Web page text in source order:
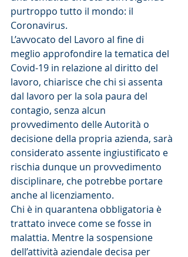
purtroppo tutto il mondo: il
Coronavirus.
L’avvocato del Lavoro al fine di
meglio approfondire la tematica del
Covid-19 in relazione al diritto del
lavoro, chiarisce che chi si assenta
dal lavoro per la sola paura del
contagio, senza alcun
provvedimento delle Autorità o
decisione della propria azienda, sarà
considerato assente ingiustificato e
rischia dunque un provvedimento
disciplinare, che potrebbe portare
anche al licenziamento.
Chi è in quarantena obbligatoria è
trattato invece come se fosse in
malattia. Mentre la sospensione
dell’attività aziendale decisa per